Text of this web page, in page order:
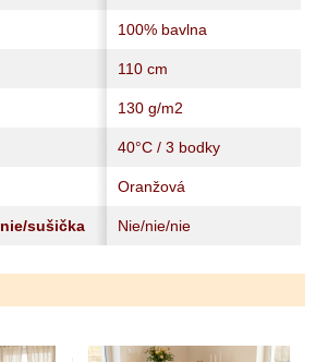
100% bavlna
110 cm
130 g/m2
40°C / 3 bodky
Oranžová
sušička Nie/nie/nie